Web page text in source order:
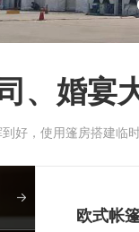
、婚宴
好，使用篷房搭建临
欧式帐